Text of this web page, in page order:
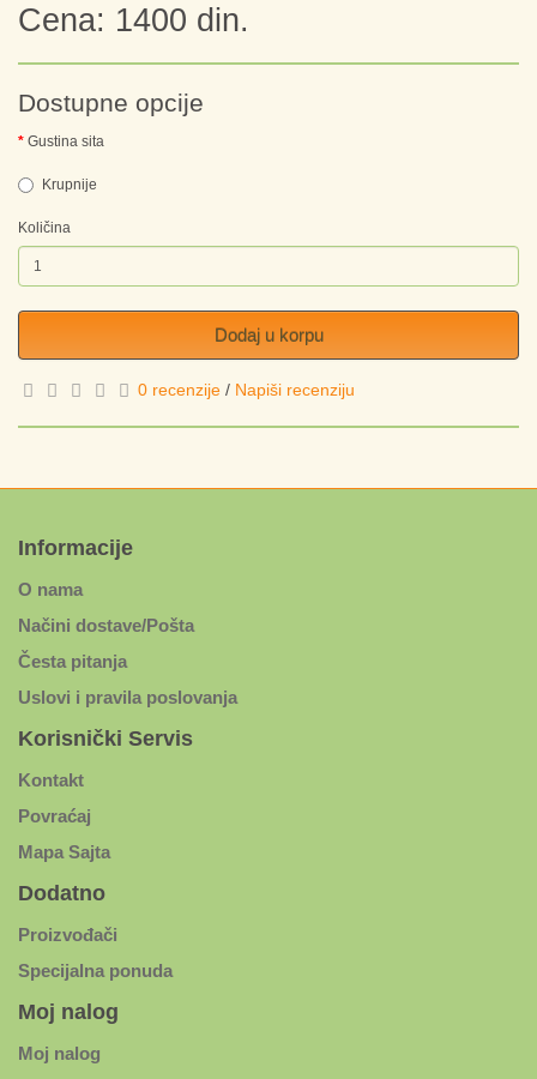
Cena: 1400 din.
Dostupne opcije
Gustina sita
Krupnije
Količina
Dodaj u korpu
0 recenzije / Napiši recenziju
Informacije
O nama
Načini dostave/Pošta
Česta pitanja
Uslovi i pravila poslovanja
Korisnički Servis
Kontakt
Povraćaj
Mapa Sajta
Dodatno
Proizvođači
Specijalna ponuda
Moj nalog
Moj nalog